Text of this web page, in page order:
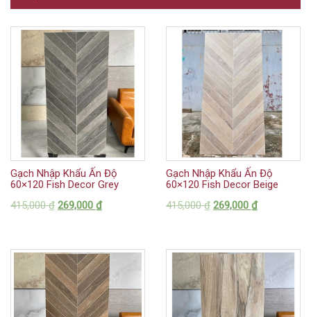
Gạch Nhập Khẩu Ấn Độ
60×120 Fish Decor Grey
415,000₫ 269,000 ₫
Gạch Nhập Khẩu Ấn Độ
60×120 Fish Decor Beige
415,000₫ 269,000 ₫